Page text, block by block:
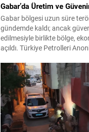
Gabar’da Üretim ve
Gabar bölgesi uzun süre
gündemde kaldı; ancak
edilmesiyle birlikte bölge,
açıldı. Türkiye Petrolleri
yürüterek saha potansiyelini
yılında Şırnak Gabar’da
neticesinde Cumhuriyet
keşfi gerçekleştirildi ve